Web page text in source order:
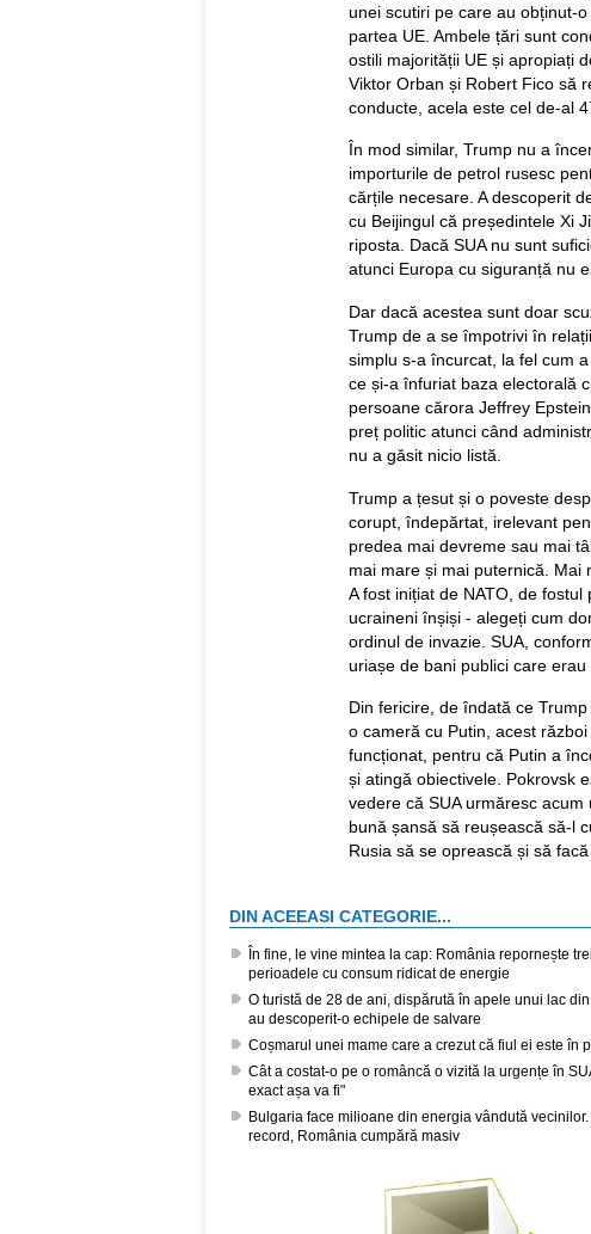
unei scutiri pe care au obținut-
partea UE. Ambele țări sunt
ostili majorității UE și apropiați
Viktor Orban și Robert Fico să
conducte, acela este cel de-al
În mod similar, Trump nu a
importurile de petrol rusesc
cărțile necesare. A descoperit
cu Beijingul că președintele Xi
riposta. Dacă SUA nu sunt
atunci Europa cu siguranță nu
Dar dacă acestea sunt doar
Trump de a se împotrivi în
simplu s-a încurcat, la fel cum
ce și-a înfuriat baza electorală
persoane cărora Jeffrey
preț politic atunci când
nu a găsit nicio listă.
Trump a țesut și o poveste
corupt, îndepărtat, irelevant
predea mai devreme sau mai
mai mare și mai puternică. Mai
A fost inițiat de NATO, de
ucraineni înșiși - alegeți cum
ordinul de invazie. SUA,
uriașe de bani publici care erau
Din fericire, de îndată ce
o cameră cu Putin, acest
funcționat, pentru că Putin a
și atingă obiectivele. Pokrovsk
vedere că SUA urmăresc
bună șansă să reușească să-l
Rusia să se oprească și să
DIN ACEEASI CATEGORIE...
În fine, le vine mintea la cap: România repornește
perioadele cu consum ridicat de energie
O turistă de 28 de ani, dispărută în apele unui lac
au descoperit-o echipele de salvare
Coșmarul unei mame care a crezut că fiul ei este în
Cât a costat-o pe o româncă o vizită la urgențe în
exact așa va fi"
Bulgaria face milioane din energia vândută
record, România cumpără masiv